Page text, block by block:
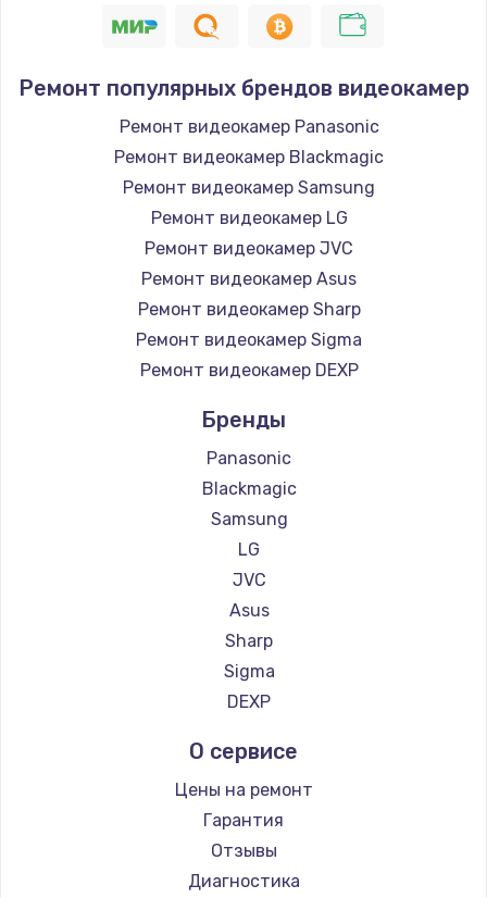
Ремонт популярных брендов видеокамер
Ремонт видеокамер Panasonic
Ремонт видеокамер Blackmagic
Ремонт видеокамер Samsung
Ремонт видеокамер LG
Ремонт видеокамер JVC
Ремонт видеокамер Asus
Ремонт видеокамер Sharp
Ремонт видеокамер Sigma
Ремонт видеокамер DEXP
Бренды
Panasonic
Blackmagic
Samsung
LG
JVC
Asus
Sharp
Sigma
DEXP
О сервисе
Цены на ремонт
Гарантия
Отзывы
Диагностика